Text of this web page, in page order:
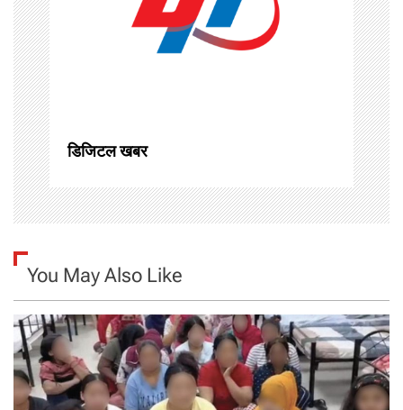
t
i
o
n
डिजिटल खबर
You May Also Like